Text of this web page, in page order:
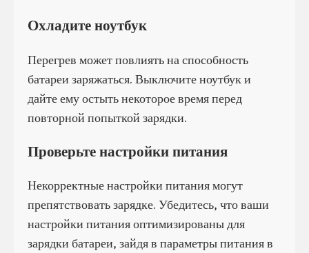
Охладите ноутбук
Перегрев может повлиять на способность
батареи заряжаться. Выключите ноутбук и
дайте ему остыть некоторое время перед
повторной попыткой зарядки.
Проверьте настройки питания
Некорректные настройки питания могут
препятствовать зарядке. Убедитесь, что ваши
настройки питания оптимизированы для
зарядки батареи, зайдя в параметры питания в